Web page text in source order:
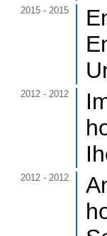
2015 - 2015
2012 - 2012
2012 - 2012